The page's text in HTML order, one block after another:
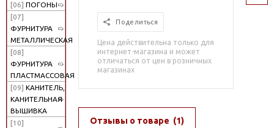
[06] ПОГОНЫ
[07]
ФУРНИТУРА
МЕТАЛЛИЧЕСКАЯ
[08]
ФУРНИТУРА
ПЛАСТМАССОВАЯ
[09] КАНИТЕЛЬ,
КАНИТЕЛЬНАЯ
ВЫШИВКА
[10]
Поделиться
Цена действительна только для
интернет-магазина и может
отличаться от цен в розничных
магазинах
Отзывы о товаре (1)